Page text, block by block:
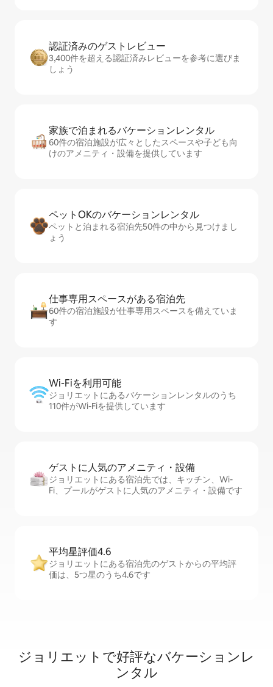
認証済みのゲ⁠ス⁠ト⁠レ⁠ビ⁠ュ⁠ー
3,400件を超える認証済みレビューを参考に選びま
しょう
家族で泊まれるバ⁠ケ⁠ー⁠シ⁠ョ⁠ンレ⁠ン⁠タ⁠ル
60件の宿泊施設が広々としたスペースや子ども向
けのアメニティ・設備を提供しています
ペットOKのバ⁠ケ⁠ー⁠シ⁠ョ⁠ンレ⁠ン⁠タ⁠ル
ペットと泊まれる宿泊先50件の中から見つけまし
ょう
仕事専用ス⁠ペ⁠ー⁠スがあ⁠る宿⁠泊⁠先
60件の宿泊施設が仕事専用スペースを備えていま
す
Wi-Fiを利⁠用⁠可⁠能
ジョリエットにあるバケーションレンタルのうち
110件がWi-Fiを提供しています
ゲストに人⁠気⁠のア⁠メ⁠ニ⁠テ⁠ィ・設⁠備
ジョリエットにある宿泊先では、キッチン、Wi-
Fi、プールがゲストに人気のアメニティ・設備です
平均星評価4.6
ジョリエットにある宿泊先のゲストからの平均評
価は、5つ星のうち4.6です
ジョリエットで好評なバケーションレ
ンタル